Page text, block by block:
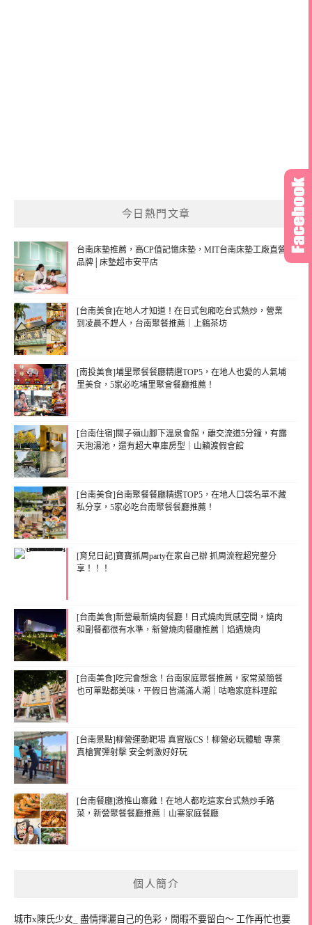
今日熱門文章
台南床墊推薦，高CP值記憶床墊，MIT台南床墊工廠直營
品牌│床墊超市安平店
[台南美食]在地人才知道！在日式包廂吃台式熱炒，營業
到凌晨不趕人，台南聚餐推薦｜上鶴茶坊
[南投美食]埔里聚餐餐廳精選TOP5，在地人也愛的人氣埔
里美食，5家必吃埔里聚會餐廳推薦！
[台南住宿]關子嶺山腳下溫泉會館，離交流道5分鐘，有露
天泡湯池，還有超大車庫房型｜山籟渡假會館
[台南美食]台南聚餐餐廳精選TOP5，在地人口袋名單不藏
私分享，5家必吃台南聚餐餐廳推薦！
[育兒日記]寶寶抓周party在家自己辦 抓周流程超完整分
享！！！
[台南美食]新營最新燒肉餐廳！日式燒肉質感空間，燒肉
和副餐都很有水準，新營燒肉餐廳推薦｜焰遇燒肉
[台南美食]吃完會想念！台南家庭聚餐推薦，家常菜簡餐
也可單點都美味，平假日皆滿滿人潮｜咕嚕家庭料理館
[台南景點]柳營運動靶場 真實版CS！柳營必玩體驗 專業
真槍實彈射擊 安全刺激好好玩
[台南餐廳]激推山寨雞！在地人都吃這家台式熱炒手路
菜，新營聚餐餐廳推薦｜山寨家庭餐廳
個人簡介
城市x陳氏少女_ 盡情揮灑自己的色彩，閒暇不要留白～ 工作再忙也要